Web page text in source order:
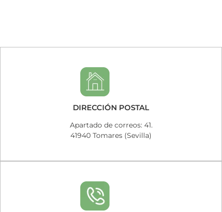
DIRECCIÓN POSTAL
Apartado de correos: 41.
41940 Tomares (Sevilla)